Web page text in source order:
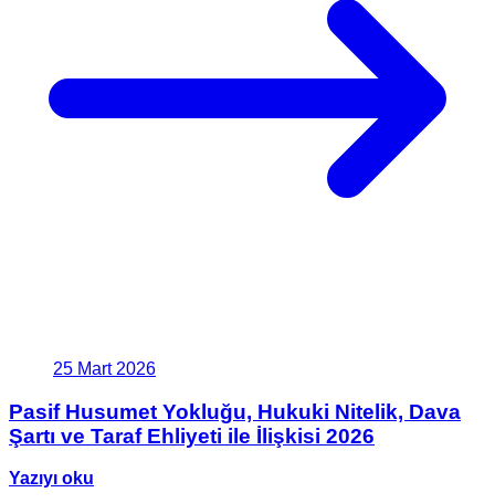
25 Mart 2026
Pasif Husumet Yokluğu, Hukuki Nitelik, Dava
Şartı ve Taraf Ehliyeti ile İlişkisi 2026
Yazıyı oku